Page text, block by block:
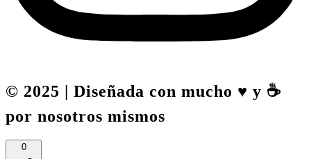
© 2025 | Diseñada con mucho ♥️ y ☕
por nosotros mismos
0